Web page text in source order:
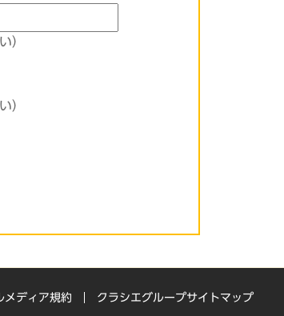
）
）
メディア規約 クラシエグループサイトマップ